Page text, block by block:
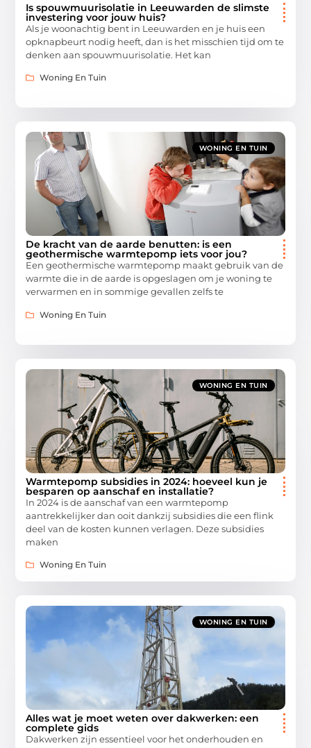
Is spouwmuurisolatie in Leeuwarden de slimste
investering voor jouw huis?
Als je woonachtig bent in Leeuwarden en je huis een
opknapbeurt nodig heeft, dan is het misschien tijd om te
denken aan spouwmuurisolatie. Het kan
Woning En Tuin
WONING EN TUIN
De kracht van de aarde benutten: is een
geothermische warmtepomp iets voor jou?
Een geothermische warmtepomp maakt gebruik van de
warmte die in de aarde is opgeslagen om je woning te
verwarmen en in sommige gevallen zelfs te
Woning En Tuin
WONING EN TUIN
Warmtepomp subsidies in 2024: hoeveel kun je
besparen op aanschaf en installatie?
In 2024 is de aanschaf van een warmtepomp
aantrekkelijker dan ooit dankzij subsidies die een flink
deel van de kosten kunnen verlagen. Deze subsidies
maken
Woning En Tuin
WONING EN TUIN
Alles wat je moet weten over dakwerken: een
complete gids
Dakwerken zijn essentieel voor het onderhouden en